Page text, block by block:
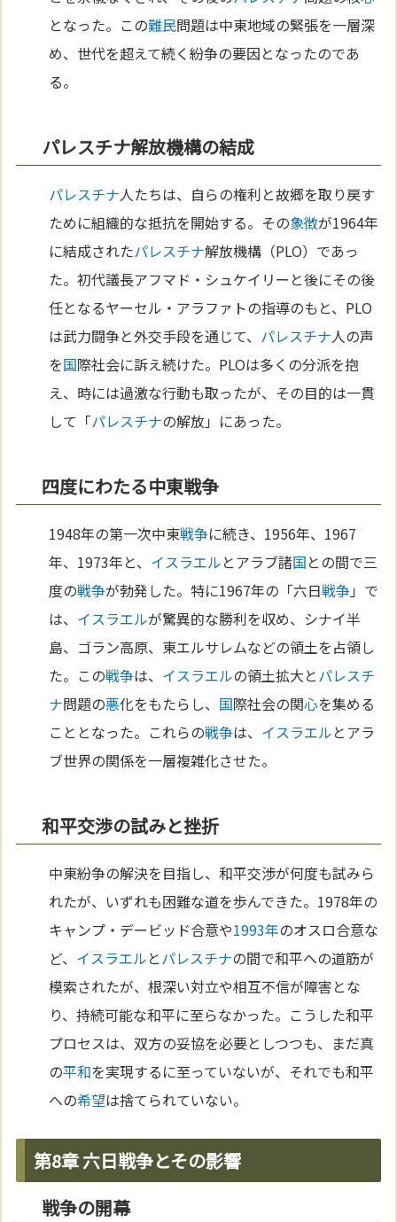
となった。この難民問題は中東地域の緊張を一層深
め、世代を超えて続く紛争の要因となったのであ
る。
パレスチナ解放機構の結成
パレスチナ人たちは、自らの権利と故郷を取り戻す
ために組織的な抵抗を開始する。その象徴が1964年
に結成されたパレスチナ解放機構（PLO）であっ
た。初代議長アフマド・シュケイリーと後にその後
任となるヤーセル・アラファトの指導のもと、PLO
は武力闘争と外交手段を通じて、 パレスチナ人の声
を国際社会に訴え続けた。PLOは多くの分派を抱
え、時には過激な行動も取ったが、その目的は一貫
して「パレスチナの解放」にあった。
四度にわたる中東戦争
1948年の第一次中東戦争に続き、1956年、1967
年、1973年と、 イスラエルとアラブ諸国との間で三
度の戦争が勃発した。特に1967年の「六日戦争」で
は、 イスラエルが驚異的な勝利を収め、シナイ半
島、ゴラン高原、東エルサレムなどの領土を占領し
た。この戦争は、 イスラエルの領土拡大と パレスチ
ナ問題の悪化をもたらし、 国際社会の関心を集める
こととなった。これらの戦争は、 イスラエルとアラ
ブ世界の関係を一層複雑化させた。
和平交渉の試みと挫折
中東紛争の解決を目指し、和平交渉が何度も試みら
れたが、いずれも困難な道を歩んできた。1978年の
キャンプ・デービッド合意や1993年のオスロ合意な
ど、 イスラエルと パレスチナの間で和平への道筋が
模索されたが、根深い対立や相互不信が障害とな
り、持続可能な和平に至らなかった。こうした和平
プロセスは、双方の妥協を必要としつつも、まだ真
の平和を実現するに至っていないが、それでも和平
への希望は捨てられていない。
第8章 六日戦争とその影響
戦争の開幕